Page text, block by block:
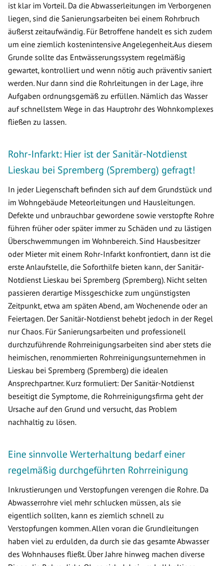
ist klar im Vorteil. Da die Abwasserleitungen im Verborgenen
liegen, sind die Sanierungsarbeiten bei einem Rohrbruch
äußerst zeitaufwändig. Für Betroffene handelt es sich zudem
um eine ziemlich kostenintensive Angelegenheit.Aus diesem
Grunde sollte das Entwässerungssystem regelmäßig
gewartet, kontrolliert und wenn nötig auch präventiv saniert
werden. Nur dann sind die Rohrleitungen in der Lage, ihre
Aufgaben ordnungsgemäß zu erfüllen. Nämlich das Wasser
auf schnellstem Wege in das Hauptrohr des Wohnkomplexes
fließen zu lassen.
Rohr-Infarkt: Hier ist der Sanitär-Notdienst
Lieskau bei Spremberg (Spremberg) gefragt!
In jeder Liegenschaft befinden sich auf dem Grundstück und
im Wohngebäude Meteorleitungen und Hausleitungen.
Defekte und unbrauchbar gewordene sowie verstopfte Rohre
führen früher oder später immer zu Schäden und zu lästigen
Überschwemmungen im Wohnbereich. Sind Hausbesitzer
oder Mieter mit einem Rohr-Infarkt konfrontiert, dann ist die
erste Anlaufstelle, die Soforthilfe bieten kann, der Sanitär-
Notdienst Lieskau bei Spremberg (Spremberg). Nicht selten
passieren derartige Missgeschicke zum ungünstigsten
Zeitpunkt, etwa am späten Abend, am Wochenende oder an
Feiertagen. Der Sanitär-Notdienst behebt jedoch in der Regel
nur Chaos. Für Sanierungsarbeiten und professionell
durchzuführende Rohrreinigungsarbeiten sind aber stets die
heimischen, renommierten Rohrreinigungsunternehmen in
Lieskau bei Spremberg (Spremberg) die idealen
Ansprechpartner. Kurz formuliert: Der Sanitär-Notdienst
beseitigt die Symptome, die Rohrreinigungsfirma geht der
Ursache auf den Grund und versucht, das Problem
nachhaltig zu lösen.
Eine sinnvolle Werterhaltung bedarf einer
regelmäßig durchgeführten Rohrreinigung
Inkrustierungen und Verstopfungen verengen die Rohre. Da
Abwasserrohre viel mehr schlucken müssen, als sie
eigentlich sollten, kann es ziemlich schnell zu
Verstopfungen kommen. Allen voran die Grundleitungen
haben viel zu erdulden, da durch sie das gesamte Abwasser
des Wohnhauses fließt. Über Jahre hinweg machen diverse